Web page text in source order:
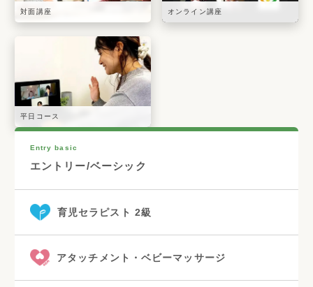
対面講座 オンライン講座
平日コース
Entry basic
エントリー/ベーシック
育児セラピスト 2級
アタッチメント・ベビーマッサージ